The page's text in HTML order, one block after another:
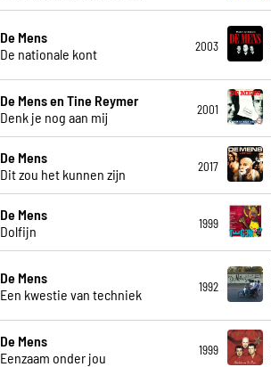
De Mens
De nationale kont
2003
De Mens en Tine Reymer
Denk je nog aan mij
2001
De Mens
Dit zou het kunnen zijn
2017
De Mens
Dolfijn
1999
De Mens
Een kwestie van techniek
1992
De Mens
Eenzaam onder jou
1999